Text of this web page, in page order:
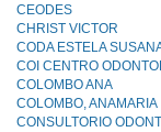
CEODES
CHRIST VICTOR
CODA ESTELA
COI CENTRO
COLOMBO ANA
COLOMBO, ANAMARIA
CONSULTORIO